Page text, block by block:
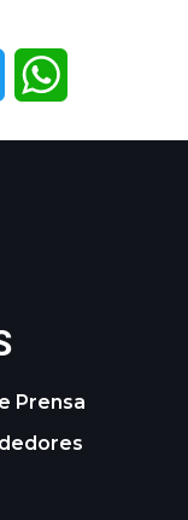
Twitter
Prensa